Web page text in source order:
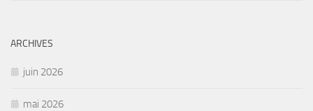
ARCHIVES
juin 2026
mai 2026